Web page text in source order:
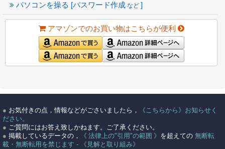
パソコンを操る [パスワード作成 など ]
アマゾンでのお買い物はこちらが便利
● お気付きの点，情報などがごさいましたら，
《こちらから》お知らせく
ださい。
● ご質問にはお答え致しかねます。ご了承ください。
● 掲載しているデータの， 《 法律上の"引用"の範囲 》 を超えての 無断転
載・無断転用を禁じます - 《見解と取り組み》